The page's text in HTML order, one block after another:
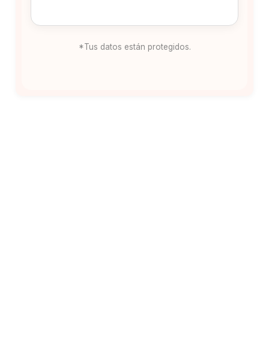
*Tus datos están protegidos.